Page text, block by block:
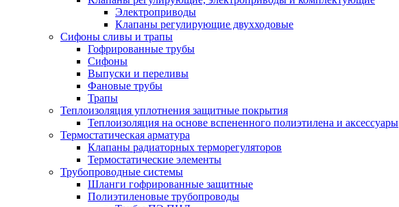
Электроприводы
Клапаны регулирующие двухходовые
Сифоны сливы и трапы
Гофрированные трубы
Сифоны
Выпуски и переливы
Фановые трубы
Трапы
Теплоизоляция уплотнения защитные покрытия
Теплоизоляция на основе вспененного полиэтилена и аксессуары
Термостатическая арматура
Клапаны радиаторных терморегуляторов
Термостатические элементы
Трубопроводные системы
Шланги гофрированные защитные
Полиэтиленовые трубопроводы